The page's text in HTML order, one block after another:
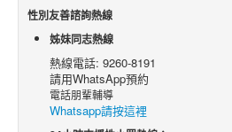
性別友善諮詢熱線
姊妹同志熱線
熱線電話: 9260-8191
請用WhatsApp預約
電話朋輩輔導
Whatsapp請按這裡